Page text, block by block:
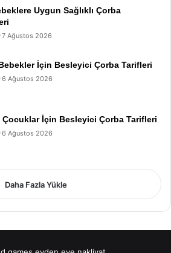
Uygun Sağlıklı Çorba
7 Ağustos 2026
İçin Besleyici Çorba Tarifleri
6 Ağustos 2026
Çocuklar İçin Besleyici Çorba Tarifleri
6 Ağustos 2026
Daha Fazla Yükle